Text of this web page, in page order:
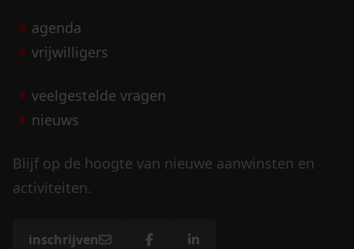
agenda
vrijwilligers
veelgestelde vragen
nieuws
Blijf op de hoogte van nieuwe aanwinsten en
activiteiten.
inschrijven